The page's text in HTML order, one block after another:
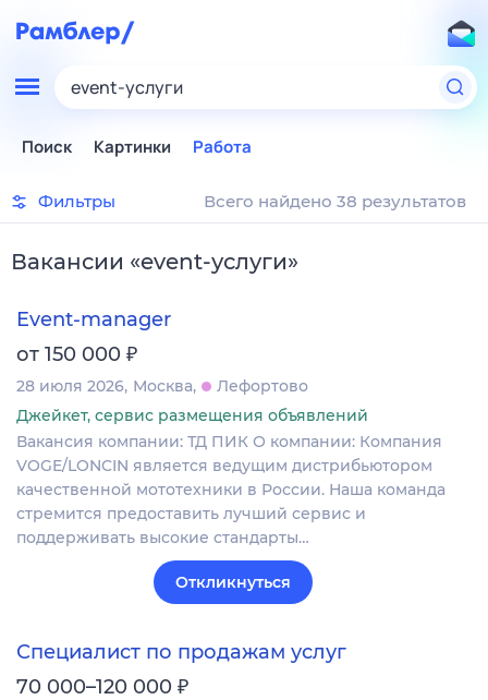
event-услуги
Поиск Картинки Работа
Фильтры Всего найдено 38 результатов
Вакансии «event-услуги»
Event-manager
от 150 000 ₽
28 июля 2026 Москва
Лефортово
Джейкет, сервис размещения объявлений
Вакансия компании: ТД ПИК О компании: Компания
VOGE/LONCIN является ведущим дистрибьютором
качественной мототехники в России. Наша команда
стремится предоставить лучший сервис и
поддерживать высокие стандарты…
Откликнуться
Специалист по продажам услуг
70 000–120 000 ₽